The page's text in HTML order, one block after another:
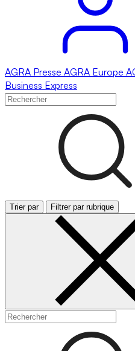
AGRA Presse AGRA Europe
Business Express
Trier par Filtrer par rubrique